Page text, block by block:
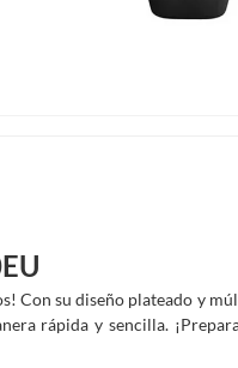
Con su diseño plateado y
rápida y sencilla.